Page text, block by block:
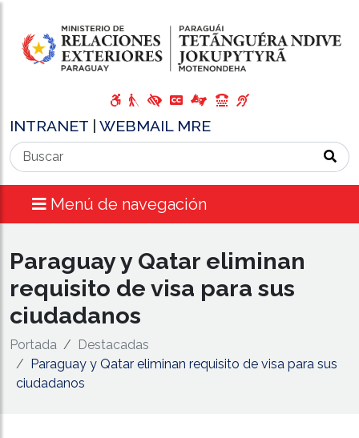
INTRANET WEBMAIL MRE
Menú de navegación
Paraguay y Qatar eliminan
requisito de visa para sus
ciudadanos
Portada
Destacadas
Paraguay y Qatar eliminan requisito de visa para sus
ciudadanos